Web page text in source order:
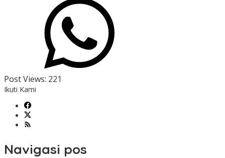
Post Views: 221
Ikuti Kami
Navigasi pos